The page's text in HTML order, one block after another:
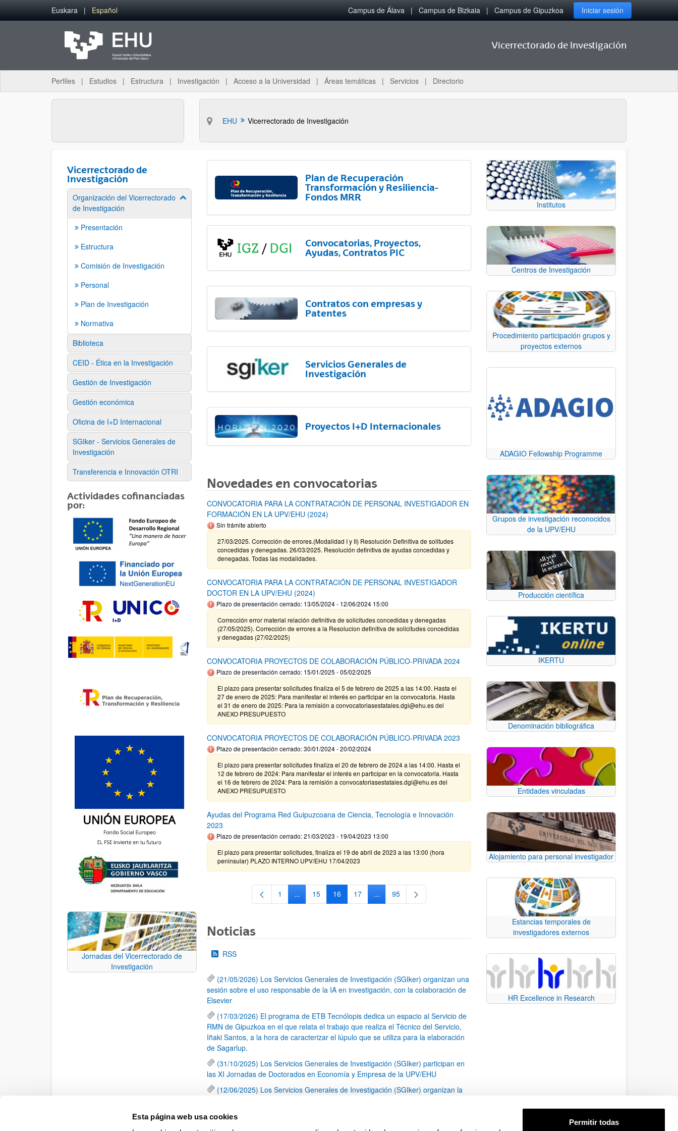
Esta página web usa cookies
Permitir todas
Saltar al contenido principal
Euskara Español Campus de Álava Campus de Bizkaia Campus de Gipuzkoa Iniciar sesión
Vicerrectorado de Investigación
Perfiles Estudios Estructura Investigación Acceso a la Universidad Áreas temáticas Servicios Directorio
EHU Vicerrectorado de Investigación
Vicerrectorado de
Investigación
Organización del Vicerrectorado
de Investigación
Mostrar/ocultar subpáginas
Presentación
Estructura
Comisión de Investigación
Personal
Plan de Investigación
Normativa
Biblioteca
CEID - Ética en la Investigación
Gestión de Investigación
Gestión económica
Oficina de I+D Internacional
SGIker - Servicios Generales de
Investigación
Transferencia e Innovación OTRI
Actividades cofinanciadas
por:
Jornadas del Vicerrectorado de
Investigación
Plan de Recuperación
Transformación y Resiliencia-
Fondos MRR
Convocatorias, Proyectos,
Ayudas, Contratos PIC
Contratos con empresas y
Patentes
Servicios Generales de
Investigación
Proyectos I+D Internacionales
Novedades en convocatorias
CONVOCATORIA PARA LA CONTRATACIÓN DE PERSONAL INVESTIGADOR EN
FORMACIÓN EN LA UPV/EHU (2024)
Sin trámite abierto
27/03/2025. Corrección de errores.(Modalidad I y II) Resolución Definitiva de solitudes
concedidas y denegadas. 26/03/2025. Resolución definitiva de ayudas concedidas y
denegadas. Todas las modalidades.
CONVOCATORIA PARA LA CONTRATACIÓN DE PERSONAL INVESTIGADOR
DOCTOR EN LA UPV/EHU (2024)
Plazo de presentación cerrado: 13/05/2024 - 12/06/2024 15:00
Corrección error material relación definitiva de solicitudes concedidas y denegadas
(27/05/2025). Corrección de errores a la Resolucion definitiva de solicitudes concedidas
y denegadas (27/02/2025)
CONVOCATORIA PROYECTOS DE COLABORACIÓN PÚBLICO-PRIVADA 2024
Plazo de presentación cerrado: 15/01/2025 - 05/02/2025
El plazo para presentar solicitudes finaliza el 5 de febrero de 2025 a las 14:00. Hasta el
27 de enero de 2025: Para manifestar el interés en participar en la convocatoria. Hasta
el 31 de enero de 2025: Para la remisión a convocatoriasestatales.dgi@ehu.es del
ANEXO PRESUPUESTO
CONVOCATORIA PROYECTOS DE COLABORACIÓN PÚBLICO-PRIVADA 2023
Plazo de presentación cerrado: 30/01/2024 - 20/02/2024
El plazo para presentar solicitudes finaliza el 20 de febrero de 2024 a las 14:00. Hasta el
12 de febrero de 2024: Para manifestar el interés en participar en la convocatoria. Hasta
el 16 de febrero de 2024: Para la remisión a convocatoriasestatales.dgi@ehu.es del
ANEXO PRESUPUESTO
Ayudas del Programa Red Guipuzcoana de Ciencia, Tecnología e Innovación
2023
Plazo de presentación cerrado: 21/03/2023 - 19/04/2023 13:00
El plazo para presentar solicitudes, finaliza el 19 de abril de 2023 a las 13:00 (hora
peninsular) PLAZO INTERNO UPV/EHU 17/04/2023
Página
1 ...Páginas intermedias Use TAB para desplazarse.
Página
15 Página
16 Página
17 ...Páginas intermedias Use TAB para desplazarse.
Página
95
Noticias
RSS
(21/05/2026) Los Servicios Generales de Investigación (SGIker) organizan una
sesión sobre el uso responsable de la IA en investigación, con la colaboración de
Elsevier
(17/03/2026) El programa de ETB Tecnólopis dedica un espacio al Servicio de
RMN de Gipuzkoa en el que relata el trabajo que realiza el Técnico del Servicio,
Iñaki Santos, a la hora de caracterizar el lúpulo que se utiliza para la elaboración
de Sagarlup.
(31/10/2025) Los Servicios Generales de Investigación (SGIker) participan en
las XI Jornadas de Doctorados en Economía y Empresa de la UPV/EHU
(12/06/2025) Los Servicios Generales de Investigación (SGIker) organizan la
Institutos
Centros de Investigación
Procedimiento participación grupos y
proyectos externos
ADAGIO Fellowship Programme
Grupos de investigación reconocidos
de la UPV/EHU
Producción científica
IKERTU
Denominación bibliográfica
Entidades vinculadas
Alojamiento para personal investigador
Estancias temporales de
investigadores externos
HR Excellence in Research